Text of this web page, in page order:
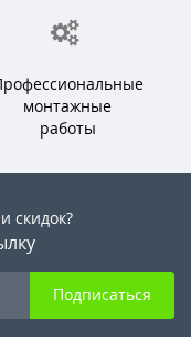
монтажные
работы
скидок?
Подписаться